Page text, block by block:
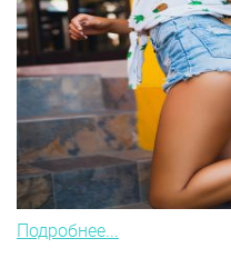
Подробнее...